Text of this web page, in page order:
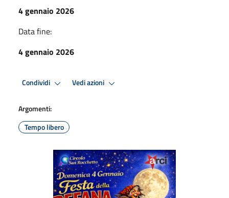
4 gennaio 2026
Data fine:
4 gennaio 2026
Condividi Vedi azioni
Argomenti:
Tempo libero